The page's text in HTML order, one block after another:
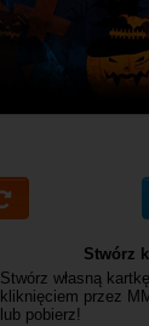
Stwórz
Stwórz własną
kliknięciem przez
lub pobierz!